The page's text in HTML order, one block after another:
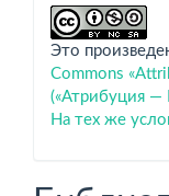
Это
Commons
(«Атрибуция —
На тех же